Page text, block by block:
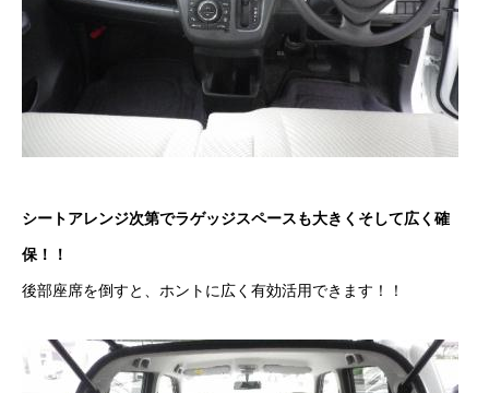
会社概要
クロちゃんの独り言
入庫情報
ご成約
シートアレンジ次第でラゲッジスペースも大きくそして広く確
保！！
後部座席を倒すと、ホントに広く有効活用できます！！